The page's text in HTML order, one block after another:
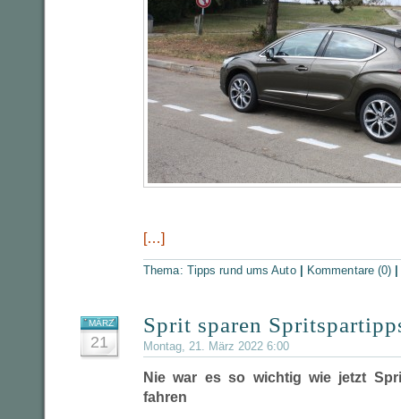
[…]
Thema: Tipps rund ums Auto Kommentare (0)
MÄRZ
21
Sprit sparen
Montag, 21. März 2022 6:00
Nie war es so wichtig wie jetzt
fahren